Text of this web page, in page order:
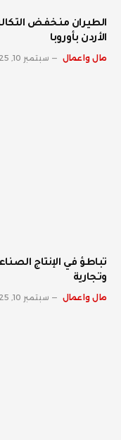
الطيران منخفض
الأردن بأوروبا
مال واعمال سبتمبر 10, 2025
تباطؤ في الإنتاج
وتجارية
مال واعمال سبتمبر 10, 2025